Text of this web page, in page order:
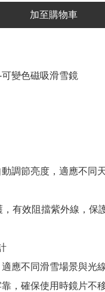
加至購物車
變色磁吸滑雪鏡
調節亮度，適應不同
有效阻擋紫外線，保
應不同滑雪場景與光線
，確保使用時鏡片不移